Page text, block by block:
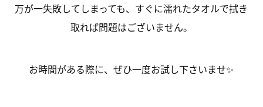
万が一失敗してしまっても、すぐに濡れたタオルで拭き
取れば問題はございません。
お時間がある際に、ぜひ一度お試し下さいませ✨